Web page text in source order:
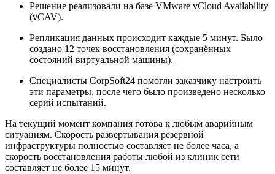
Решение реализовали на базе VMware vCloud Availability
(vCAV).
Репликация данных происходит каждые 5 минут. Было
создано 12 точек восстановления (сохранённых
состояний виртуальной машины).
Специалисты CorpSoft24 помогли заказчику настроить
эти параметры, после чего было произведено несколько
серий испытаний.
На текущий момент компания готова к любым аварийным
ситуациям. Скорость развёртывания резервной
инфраструктуры полностью составляет не более часа, а
скорость восстановления работы любой из клиник сети
составляет не более 15 минут.